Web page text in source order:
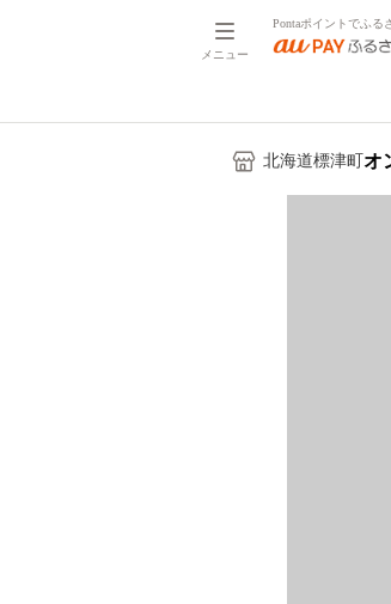
メニュー
Pontaポイントでふる
北海道標津町 オ